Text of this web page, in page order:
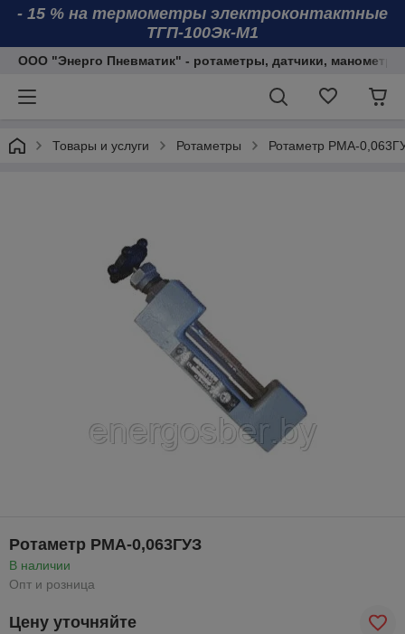
- 15 % на термометры электроконтактные
ТГП-100Эк-М1
ООО "Энерго Пневматик" - ротаметры, датчики,
Товары и услуги Ротаметры Ротаметр РМА-
Ротаметр РМА-0,063ГУЗ
В наличии
Опт и розница
Цену уточняйте